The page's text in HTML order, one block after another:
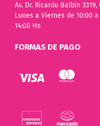
Av. Dr. Ricardo Balbín 3319,
Lunes a Viernes de 10:00
14:00 Hs
FORMAS DE PAGO